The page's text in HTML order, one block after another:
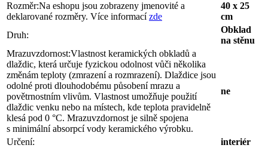
Rozměr:Na eshopu jsou zobrazeny jmenovité a
deklarované rozměry. Více informacízde
40 x 25
cm
Druh:
Obklad
na stěnu
Mrazuvzdornost:Vlastnost keramických obkladů a
dlaždic, která určuje fyzickou odolnost vůči několika
změnám teploty (zmrazení a rozmrazení). Dlaždice jsou
odolné proti dlouhodobému působení mrazu a
povětrnostním vlivům. Vlastnost umožňuje použití
dlaždic venku nebo na místech, kde teplota pravidelně
klesá pod 0 °C. Mrazuvzdornost je silně spojena
s minimální absorpcí vody keramického výrobku.
ne
Určení:
interiér